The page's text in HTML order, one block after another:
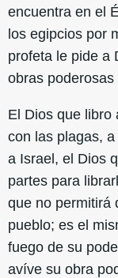
encuentra en el
los egipcios por
profeta le pide a
obras
El Dios que libro
con las plagas,
a Israel, el Dios
partes para
que no permitirá
pueblo; es el
fuego de su
avíve su obra